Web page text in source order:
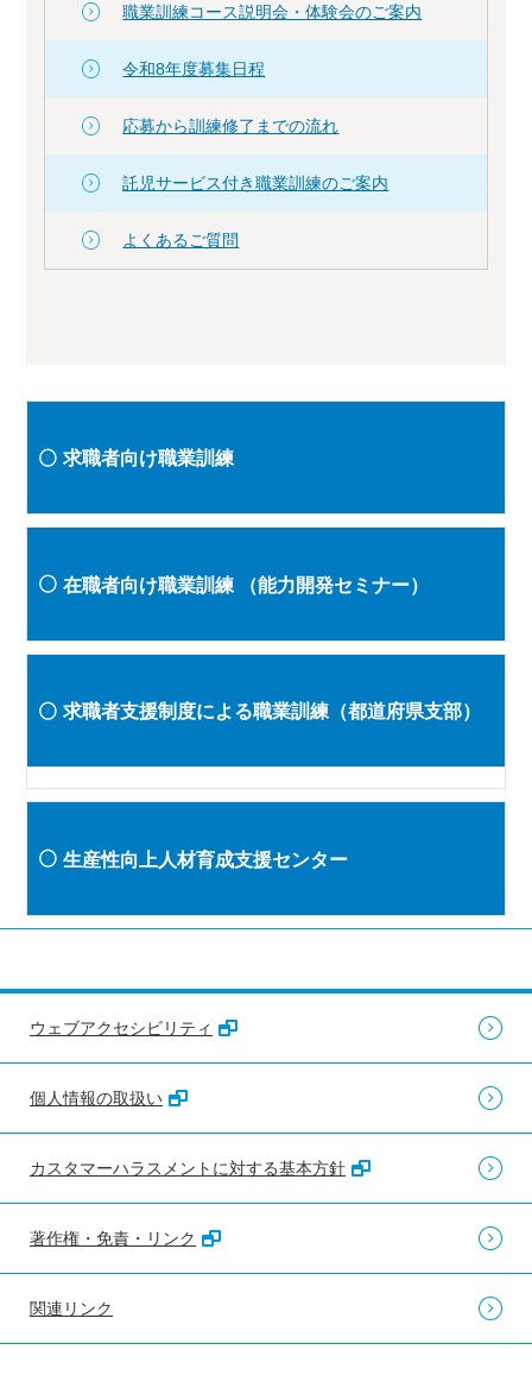
職業訓練コース説明会・体験会のご案内
令和8年度募集日程
応募から訓練修了までの流れ
託児サービス付き職業訓練のご案内
よくあるご質問
求職者向け職業訓練
在職者向け職業訓練 （能力開発セミナー）
求職者支援制度による職業訓練（都道府県支部）
生産性向上人材育成支援センター
ウェブアクセシビリティ
個人情報の取扱い
カスタマーハラスメントに対する基本方針
著作権・免責・リンク
関連リンク